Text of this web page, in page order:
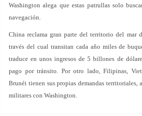
Washington alega que estas patrullas solo
navegación.
China reclama gran parte del territorio del mar
través del cual transitan cada año miles de
traduce en unos ingresos de 5 billones de
pago por tránsito. Por otro lado, Filipinas,
Brunéi tienen sus propias demandas territoriales,
militares con Washington.